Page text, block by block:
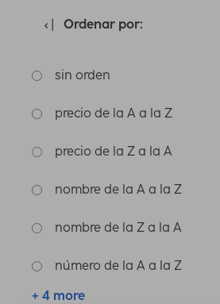
Ordenar por:
sin orden
precio de la A a la Z
precio de la Z a la A
nombre de la A a la Z
nombre de la Z a la A
número de la A a la Z
+ 4 more